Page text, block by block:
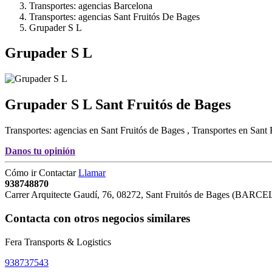
Transportes: agencias Barcelona
Transportes: agencias Sant Fruitós De Bages
Grupader S L
Grupader S L
Grupader S L Sant Fruitós de Bages
Transportes: agencias en Sant Fruitós de Bages , Transportes en Sant
Danos tu opinión
Cómo irContactarLlamar
938748870
Carrer Arquitecte Gaudí, 76, 08272, Sant Fruitós de Bages (
Contacta con otros negocios similares
Fera Transports & Logistics
938737543